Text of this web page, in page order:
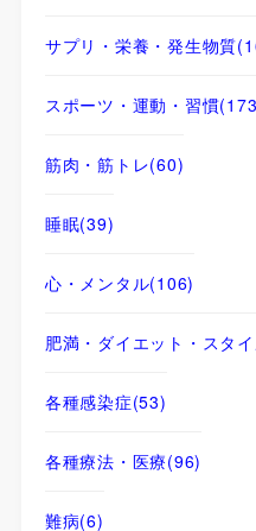
サプリ・栄養・発生物質
スポーツ・運動・習慣
筋肉・筋トレ(60)
睡眠(39)
心・メンタル(106)
肥満・ダイエット・スタ
各種感染症(53)
各種療法・医療(96)
難病(6)